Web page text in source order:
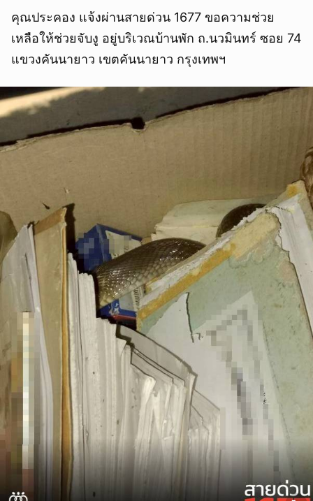
คุณประคอง แจ้งผ่านสายด่วน 1677 ขอความช่วย
เหลือให้ช่วยจับงู อยู่บริเวณบ้านพัก ถ.นวมินทร์ ซอย 74
แขวงคันนายาว เขตคันนายาว กรุงเทพฯ